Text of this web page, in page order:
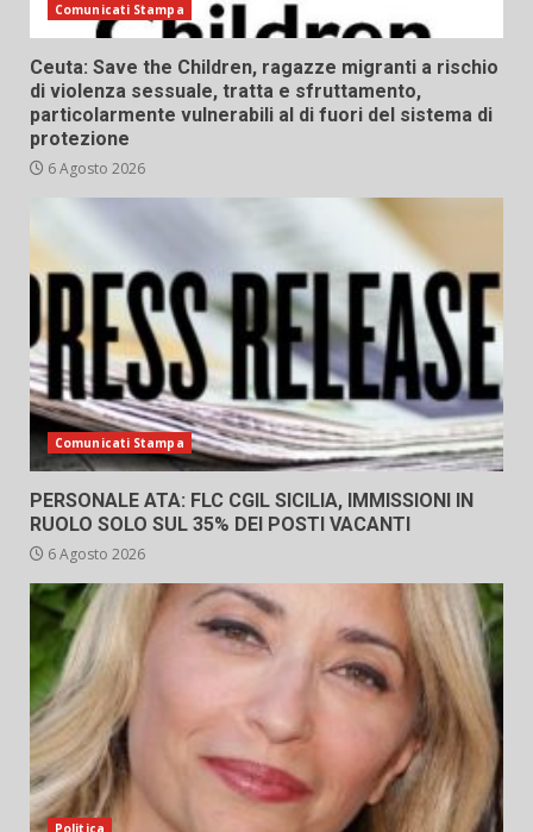
Comunicati Stampa
Ceuta: Save the Children, ragazze migranti a rischio
di violenza sessuale, tratta e sfruttamento,
particolarmente vulnerabili al di fuori del sistema di
protezione
6 Agosto 2026
Comunicati Stampa
PERSONALE ATA: FLC CGIL SICILIA, IMMISSIONI IN
RUOLO SOLO SUL 35% DEI POSTI VACANTI
6 Agosto 2026